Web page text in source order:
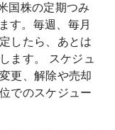
国株の定期つみ
す。毎週、毎月
したら、あとは
ます。 スケジュ
更、解除や売却
でのスケジュー